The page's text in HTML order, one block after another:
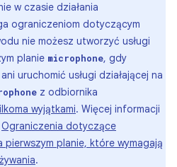
w czasie działania
ograniczeniom dotyczącym
nie możesz utworzyć usługi
planie microphone, gdy
uruchomić usługi działającej na
z odbiornika
wyjątkami. Więcej informacji
Ograniczenia dotyczące
pierwszym planie, które wymagają
.